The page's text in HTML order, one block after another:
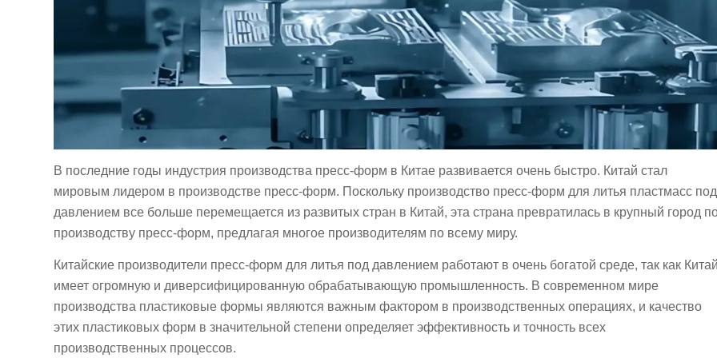
В последние годы индустрия производства пресс-форм в Китае развивается очень быстро. Китай стал
мировым лидером в производстве пресс-форм. Поскольку производство пресс-форм для литья пластмасс под
давлением все больше перемещается из развитых стран в Китай, эта страна превратилась в крупный город
производству пресс-форм, предлагая многое производителям по всему миру.
Китайские производители пресс-форм для литья под давлением работают в очень богатой среде, так как
имеет огромную и диверсифицированную обрабатывающую промышленность. В современном мире
производства пластиковые формы являются важным фактором в производственных операциях, и качество
этих пластиковых форм в значительной степени определяет эффективность и точность всех
производственных процессов.